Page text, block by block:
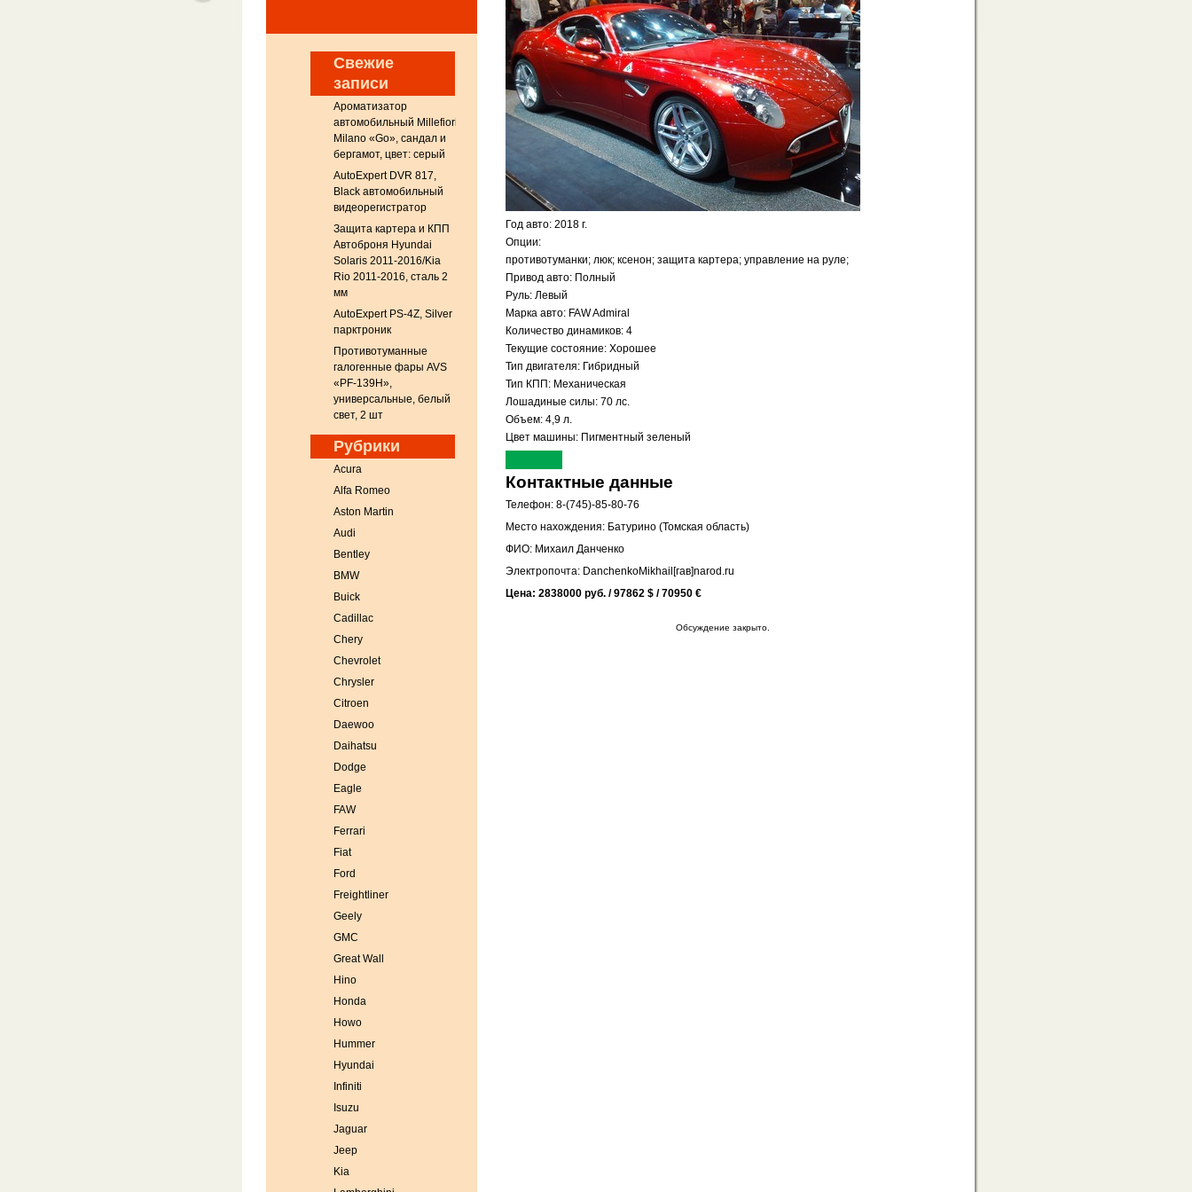
Свежие
записи
Ароматизатор
автомобильный Millefiori
Milano «Go», сандал и
бергамот, цвет: серый
AutoExpert DVR 817,
Black автомобильный
видеорегистратор
Защита картера и КПП
Автоброня Hyundai
Solaris 2011-2016/Kia
Rio 2011-2016, сталь 2
мм
AutoExpert PS-4Z, Silver
парктроник
Противотуманные
галогенные фары AVS
«PF-139H»,
универсальные, белый
свет, 2 шт
Рубрики
Acura
Alfa Romeo
Aston Martin
Audi
Bentley
BMW
Buick
Cadillac
Chery
Chevrolet
Chrysler
Citroen
Daewoo
Daihatsu
Dodge
Eagle
FAW
Ferrari
Fiat
Ford
Freightliner
Geely
GMC
Great Wall
Hino
Honda
Howo
Hummer
Hyundai
Infiniti
Isuzu
Jaguar
Jeep
Kia
Год авто: 2018 г.
Опции:
противотуманки; люк; ксенон; защита картера; управление на руле;
Привод авто: Полный
Руль: Левый
Марка авто: FAW Admiral
Количество динамиков: 4
Текущие состояние: Хорошее
Тип двигателя: Гибридный
Тип КПП: Механическая
Лошадиные силы: 70 лс.
Объем: 4,9 л.
Цвет машины: Пигментный зеленый
Контактные данные
Телефон: 8-(745)-85-80-76
Место нахождения: Батурино (Томская область)
ФИО: Михаил Данченко
Электропочта: DanchenkoMikhail[гав]narod.ru
Цена: 2838000 руб. / 97862 $ / 70950 €
Обсуждение закрыто.